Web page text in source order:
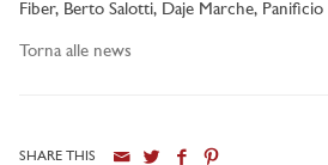
Fiber, Berto Salotti, Daje Marche, Panificio
Torna alle news
SHARE THIS